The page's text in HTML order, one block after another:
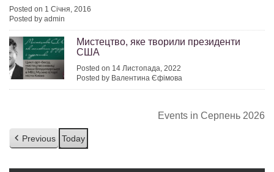
Posted on 1 Січня, 2016
Posted by admin
Мистецтво, яке творили президенти
США
Posted on 14 Листопада, 2022
Posted by Валентина Єфімова
Events in Серпень 2026
Previous Today